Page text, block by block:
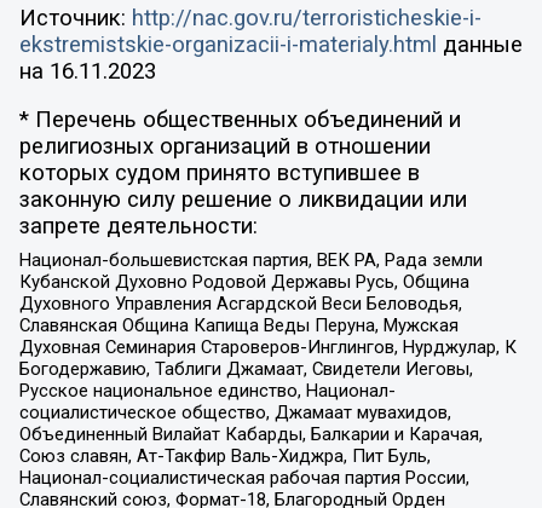
Источник: http://nac.gov.ru/terroristicheskie-i-
ekstremistskie-organizacii-i-materialy.html данные
на 16.11.2023
* Перечень общественных объединений и
религиозных организаций в отношении
которых судом принято вступившее в
законную силу решение о ликвидации или
запрете деятельности:
Национал-большевистская партия, ВЕК РА, Рада земли
Кубанской Духовно Родовой Державы Русь, Община
Духовного Управления Асгардской Веси Беловодья,
Славянская Община Капища Веды Перуна, Мужская
Духовная Семинария Староверов-Инглингов, Нурджулар, К
Богодержавию, Таблиги Джамаат, Свидетели Иеговы,
Русское национальное единство, Национал-
социалистическое общество, Джамаат мувахидов,
Объединенный Вилайат Кабарды, Балкарии и Карачая,
Союз славян, Ат-Такфир Валь-Хиджра, Пит Буль,
Национал-социалистическая рабочая партия России,
Славянский союз, Формат-18, Благородный Орден